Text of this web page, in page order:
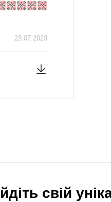
23.07.2023
свій